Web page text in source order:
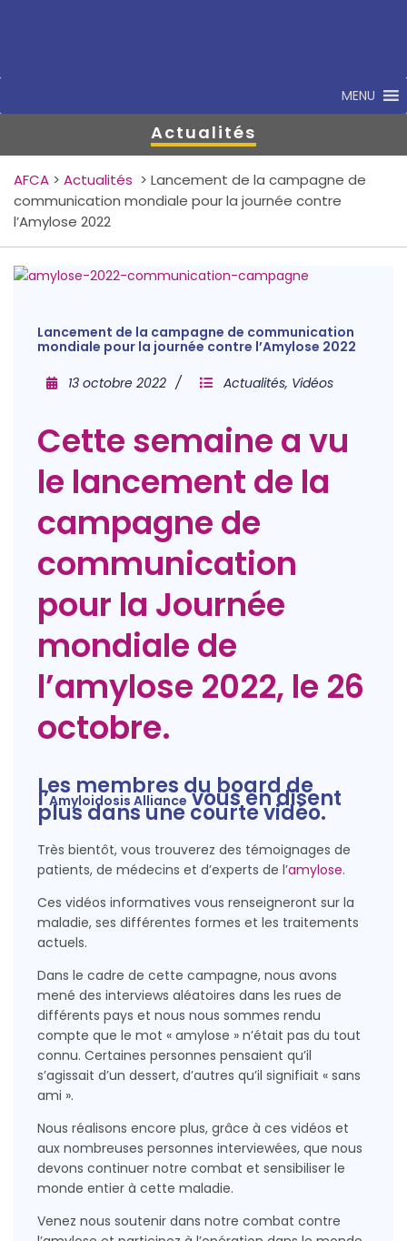
MENU
Actualités
AFCA > Actualités > Lancement de la campagne de
communication mondiale pour la journée contre
l’Amylose 2022
Lancement de la campagne de communication
mondiale pour la journée contre l’Amylose 2022
13 octobre 2022
Actualités, Vidéos
Cette semaine a vu
le lancement de la
campagne de
communication
pour la Journée
mondiale de
l’amylose 2022, le 26
octobre.
Les membres du board de
l’Amyloidosis Alliancevous en disent
plus dans une courte vidéo.
Très bientôt, vous trouverez des témoignages de
patients, de médecins et d’experts de l’amylose.
Ces vidéos informatives vous renseigneront sur la
maladie, ses différentes formes et les traitements
actuels.
Dans le cadre de cette campagne, nous avons
mené des interviews aléatoires dans les rues de
différents pays et nous nous sommes rendu
compte que le mot « amylose » n’était pas du tout
connu. Certaines personnes pensaient qu’il
s’agissait d’un dessert, d’autres qu’il signifiait « sans
ami ».
Nous réalisons encore plus, grâce à ces vidéos et
aux nombreuses personnes interviewées, que nous
devons continuer notre combat et sensibiliser le
monde entier à cette maladie.
Venez nous soutenir dans notre combat contre